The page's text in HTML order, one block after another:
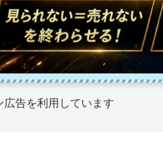
告を利用しています